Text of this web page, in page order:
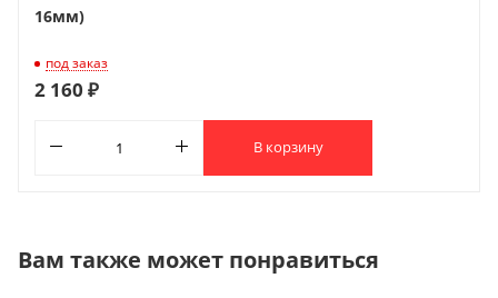
16мм)
под заказ
2 160 ₽
В корзину
Вам также может понравиться